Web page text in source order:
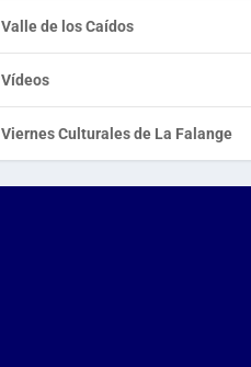
Valle de los Caídos
Vídeos
Viernes Culturales de La Falange